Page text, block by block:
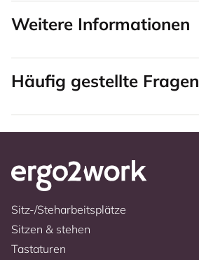
Weitere Informationen
Häufig gestellte Fragen
Sitz-/Steharbeitsplätze
Sitzen & stehen
Tastaturen